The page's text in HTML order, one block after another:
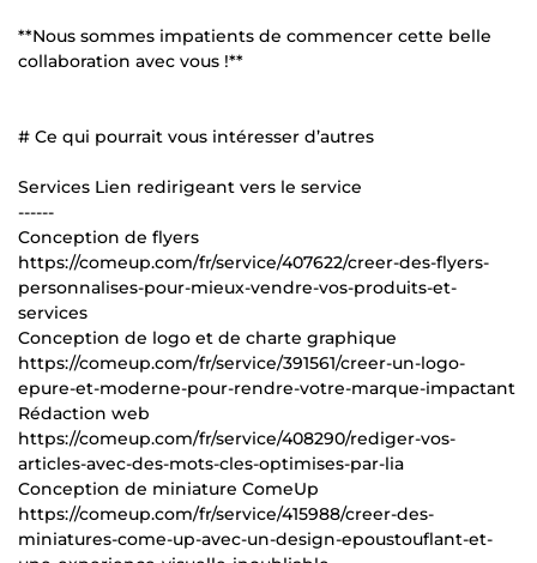
**Nous sommes impatients de commencer cette belle
collaboration avec vous !**
# Ce qui pourrait vous intéresser d’autres
Services Lien redirigeant vers le service
------
Conception de flyers
https://comeup.com/fr/service/407622/creer-des-flyers-
personnalises-pour-mieux-vendre-vos-produits-et-
services
Conception de logo et de charte graphique
https://comeup.com/fr/service/391561/creer-un-logo-
epure-et-moderne-pour-rendre-votre-marque-impactant
Rédaction web
https://comeup.com/fr/service/408290/rediger-vos-
articles-avec-des-mots-cles-optimises-par-lia
Conception de miniature ComeUp
https://comeup.com/fr/service/415988/creer-des-
miniatures-come-up-avec-un-design-epoustouflant-et-